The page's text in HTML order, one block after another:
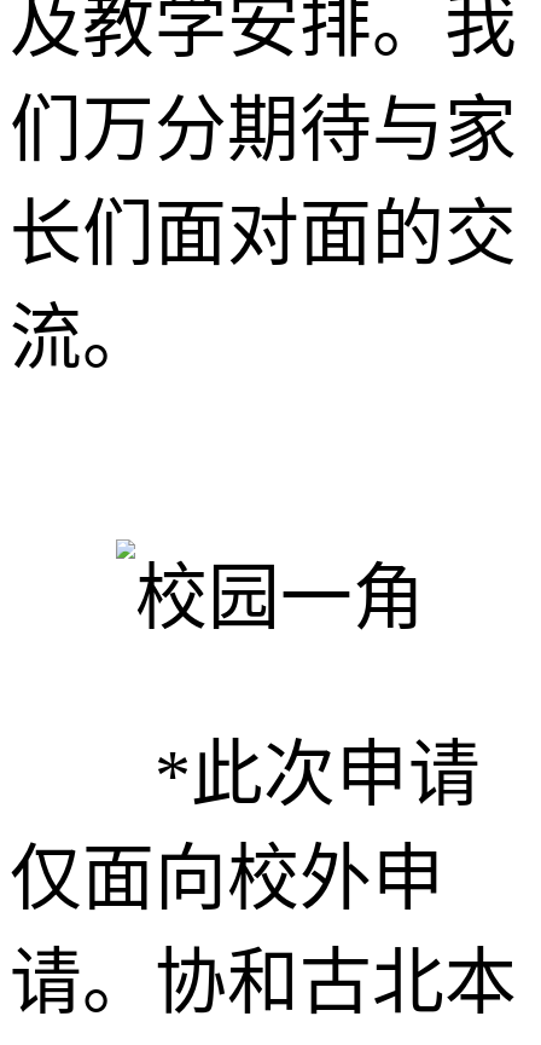
及教学安排。我
们万分期待与家
长们面对面的交
流。
*此次申请
仅面向校外申
请。协和古北本